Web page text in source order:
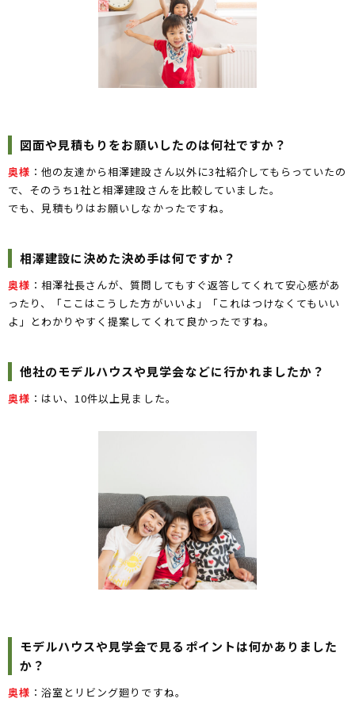
図面や見積もりをお願いしたのは何社ですか？
奥様 ：他の友達から相澤建設さん以外に3社紹介してもらっていたの
で、そのうち1社と相澤建設さんを比較していました。
でも、見積もりはお願いしなかったですね。
相澤建設に決めた決め手は何ですか？
奥様 ：相澤社長さんが、質問してもすぐ返答してくれて安心感があ
ったり、「ここはこうした方がいいよ」「これはつけなくてもいい
よ」とわかりやすく提案してくれて良かったですね。
他社のモデルハウスや見学会などに行かれましたか？
奥様 ：はい、10件以上見ました。
モデルハウスや見学会で見るポイントは何かありました
か？
奥様 ：浴室とリビング廻りですね。